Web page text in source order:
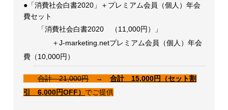
●「消費社会白書2020」＋プレミアム会員（個人）年会
費セット
「消費社会白書2020 （11,000円）」
＋J-marketing.netプレミアム会員（個人）年会
費（10,000円）
合計 21,000円→合計 15,000円（セット割
引 6,000円OFF） でご提供